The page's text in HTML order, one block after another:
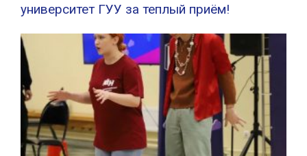
университет ГУУ за теплый приём!